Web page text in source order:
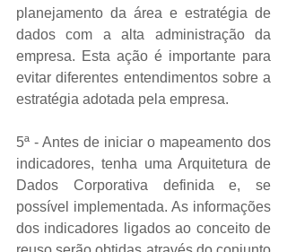
planejamento da área e estratégia de
dados com a alta administração da
empresa. Esta ação é importante para
evitar diferentes entendimentos sobre a
estratégia adotada pela empresa.
5ª - Antes de iniciar o mapeamento dos
indicadores, tenha uma Arquitetura de
Dados Corporativa definida e, se
possível implementada. As informações
dos indicadores ligados ao conceito de